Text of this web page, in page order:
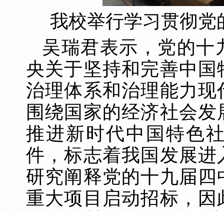
我校举行学习贯彻
吴瑞君表示，党的十
央关于坚持和完善中
治理体系和治理能力
围绕国家的经济社会
推进新时代中国特色
件，标志着我国发展
研究阐释党的十九届
重大项目启动招标，